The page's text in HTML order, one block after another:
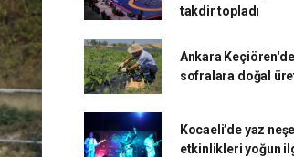
takdir topladı
Ankara
sofralara doğal
Kocaeli’de yaz
etkinlikleri yoğun